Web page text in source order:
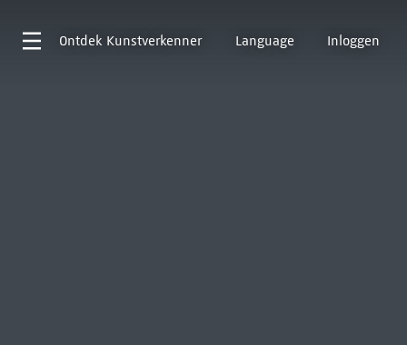
Ontdek Kunstverkenner Language Inloggen